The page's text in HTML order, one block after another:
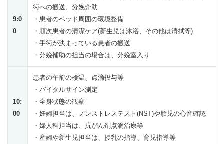
9:0
0
術への搬送、分娩介助
・患者のベッド周囲の環境整備
・順次患者の清潔ケア(新生児は沐浴、その他は清拭等)
・手術が決まっている患者の搬送
・分娩補助の担当の場合は、分娩室入り
10:
00
患者の午前の検温、点滴投与等
・バイタルサイン測定
・全身状態の観察
・妊婦担当は、ノンストレステスト(NST)や胎児の心音確認
・婦人科担当は、抗がん剤点滴治療等
・産婦や新生児担当は、授乳の指導、育児指導等